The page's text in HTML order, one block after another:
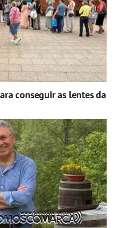
conseguir as lentes da